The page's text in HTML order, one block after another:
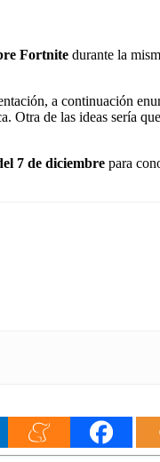
Fortnite durante la
a continuación
Otra de las ideas sería que
7 de diciembre para